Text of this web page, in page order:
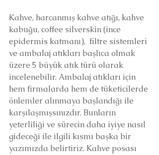
Kahve, harcanmış kahve atığı, kahve
kabuğu, coffee silverskin (ince
epidermis katmanı),  filtre sistemleri
ve ambalaj atıkları başlıca olmak
üzere 5 büyük atık türü olarak
incelenebilir. Ambalaj atıkları için
hem firmalarda hem de tüketicilerde
önlemler alınmaya başlandığı ile
karşılaşmışsınızdır. Bunların
yeterliliği ve sürecin daha iyiye nasıl
gideceği ile ilgili kısmı başka bir
yazımızda belirtiriz. Kahve posası